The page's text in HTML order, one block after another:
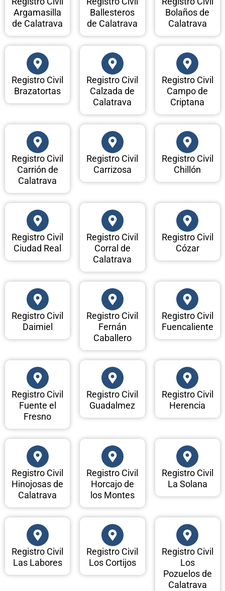
Argamasilla
de Calatrava
Ballesteros
de Calatrava
Bolaños de
Calatrava
Registro Civil
Brazatortas
Registro Civil
Calzada de
Calatrava
Registro Civil
Campo de
Criptana
Registro Civil
Carrión de
Calatrava
Registro Civil
Carrizosa
Registro Civil
Chillón
Registro Civil
Ciudad Real
Registro Civil
Corral de
Calatrava
Registro Civil
Cózar
Registro Civil
Daimiel
Registro Civil
Fernán
Caballero
Registro Civil
Fuencaliente
Registro Civil
Fuente el
Fresno
Registro Civil
Guadalmez
Registro Civil
Herencia
Registro Civil
Hinojosas de
Calatrava
Registro Civil
Horcajo de
los Montes
Registro Civil
La Solana
Registro Civil
Las Labores
Registro Civil
Los Cortijos
Registro Civil
Los
Pozuelos de
Calatrava